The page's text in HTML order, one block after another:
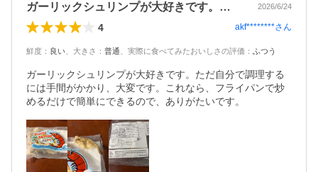
ガーリックシュリンプが大好きです。ただ… 2026/6/24
4 akf********さん
鮮度 ： 良い 大きさ ： 普通 実際に食べてみたおいしさの評価 ： ふつう
ガーリックシュリンプが大好きです。ただ自分で調理する
には手間がかかり、大変です。これなら、フライパンで炒
めるだけで簡単にできるので、ありがたいです。